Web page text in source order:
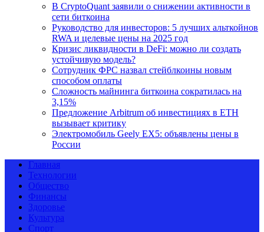
В CryptoQuant заявили о снижении активности в
сети биткоина
Руководство для инвесторов: 5 лучших альткойнов
RWA и целевые цены на 2025 год
Кризис ликвидности в DeFi: можно ли создать
устойчивую модель?
Сотрудник ФРС назвал стейблкоины новым
способом оплаты
Сложность майнинга биткоина сократилась на
3,15%
Предложение Arbitrum об инвестициях в ETH
вызывает критику
Электромобиль Geely EX5: объявлены цены в
России
Главная
Технологии
Общество
Финансы
Здоровье
Культура
Спорт